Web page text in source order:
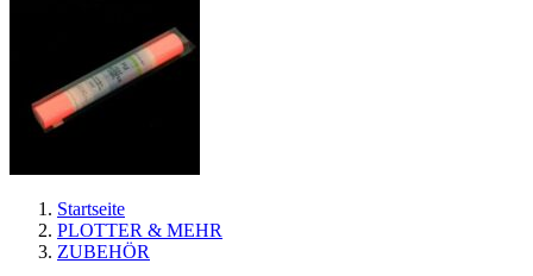
Startseite
PLOTTER & MEHR
ZUBEHÖR